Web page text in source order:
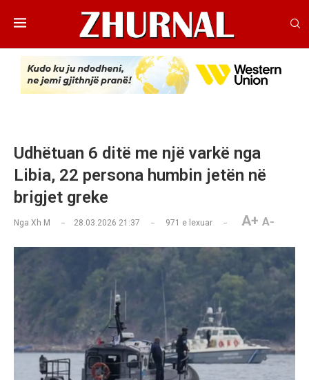
Udhëtuan 6 ditë me një varkë nga
Libia, 22 persona humbin jetën në
brigjet greke
Nga Xh M 28.03.2026 21:37 971 e lexuar A+ A-